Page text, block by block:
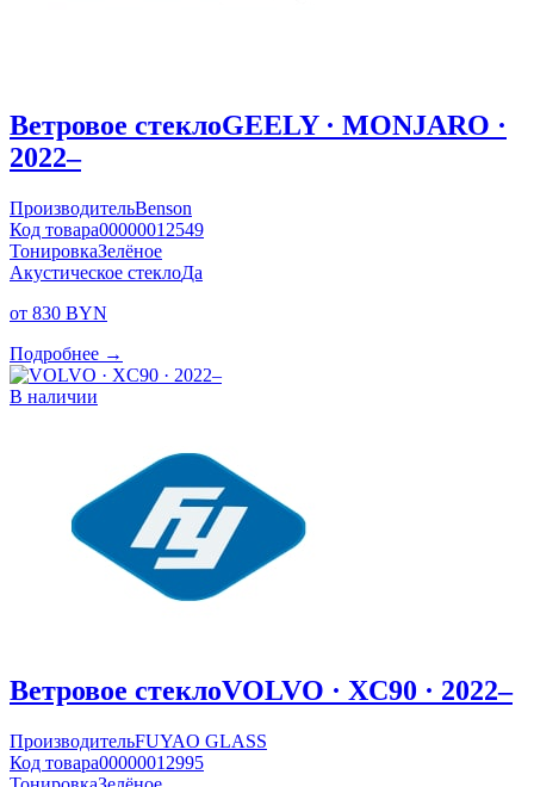
Ветровое стеклоGEELY · MONJARO ·
2022–
ПроизводительBenson
Код товара00000012549
ТонировкаЗелёное
Акустическое стеклоДа
от 830 BYN
Подробнее →
В наличии
Ветровое стеклоVOLVO · XC90 · 2022–
ПроизводительFUYAO GLASS
Код товара00000012995